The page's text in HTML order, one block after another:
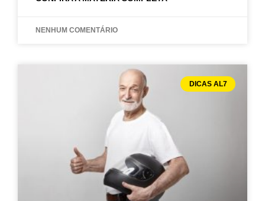
NENHUM COMENTÁRIO
DICAS AL7